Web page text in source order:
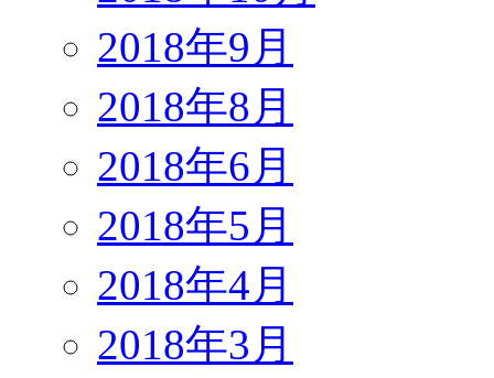
2018年9月
2018年8月
2018年6月
2018年5月
2018年4月
2018年3月